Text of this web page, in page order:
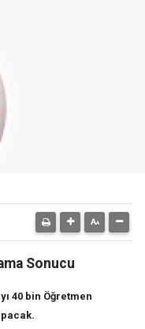
Sonucu
40 bin Öğretmen